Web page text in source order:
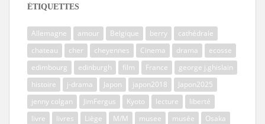
ÉTIQUETTES
Allemagne amour Belgique berry
cathédrale
chateau
cher cheyennes Cinema drama
ecosse
edimbourg
edinburgh film France
george j.ghislain
histoire
j-drama Japon japon2018
Japon2025
jenny colgan
JimFergus Kyoto lecture
liberté
livre
livres Liège M/M musee musée
Osaka